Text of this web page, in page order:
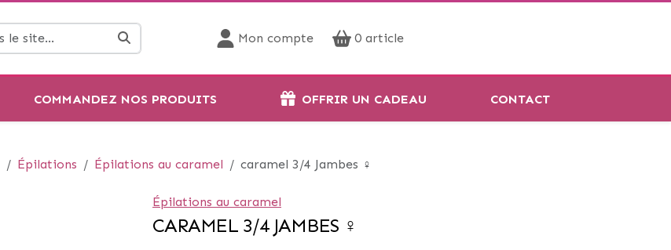
Mon compte 0 article
COMMANDEZ NOS PRODUITS OFFRIR UN CADEAU CONTACT
Épilations Épilations au caramel caramel 3/4 Jambes ♀
Épilations au caramel
CARAMEL 3/4 JAMBES ♀